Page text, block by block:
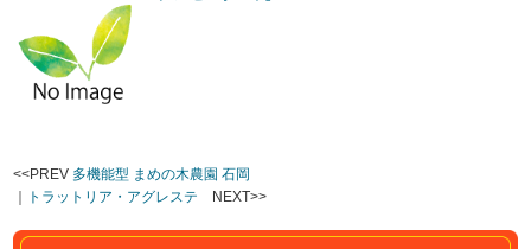
<<PREV 多機能型 まめの木農園 石岡
｜
トラットリア・アグレステ NEXT>>